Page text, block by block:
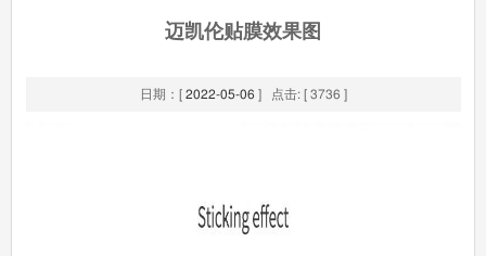
迈凯伦贴膜效果图
日期：[ 2022-05-06 ] 点击: [ 3736 ]